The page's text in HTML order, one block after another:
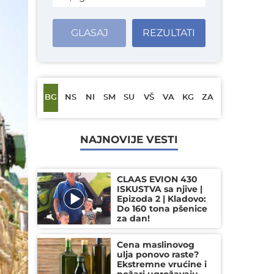
GLASAJ REZULTATI
BG NS NI SM SU VŠ VA KG ZA
NAJNOVIJE VESTI
CLAAS EVION 430
ISKUSTVA sa njive |
Epizoda 2 | Kladovo:
Do 160 tona pšenice
za dan!
Cena maslinovog
ulja ponovo raste?
Ekstremne vrućine i